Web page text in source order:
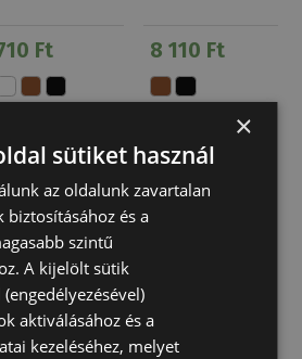
Ft 8 110 Ft
×
sütiket használ
az oldalunk zavartalan
biztosításához és a
szintű
A kijelölt sütik
aktiválásához és a
kezeléséhez, melyet